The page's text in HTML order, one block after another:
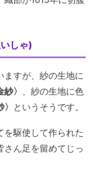
しゃ)
ますが、紗の生地に
紗〉 、紗の生地に色
〉 というそうです。
を駆使して作られた
さん足を留めてじっ